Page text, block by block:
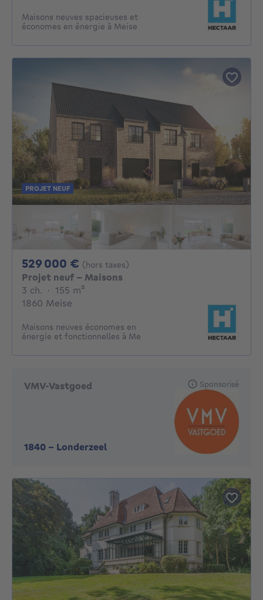
Maisons neuves spacieuses et
économes en énergie à Meise
PROJET NEUF
529 000 € 529000€
(hors taxes)
Projet neuf - Maisons
3 ch. 3 chambres
· 155 m²
1860 Meise
Maisons neuves économes en
énergie et fonctionnelles à Me
VMV-Vastgoed
1840 - Londerzeel
Sponsorisé